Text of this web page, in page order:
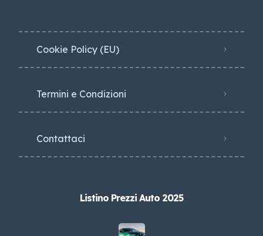
Cookie Policy (EU)
Termini e Condizioni
Contattaci
Listino Prezzi Auto 2025